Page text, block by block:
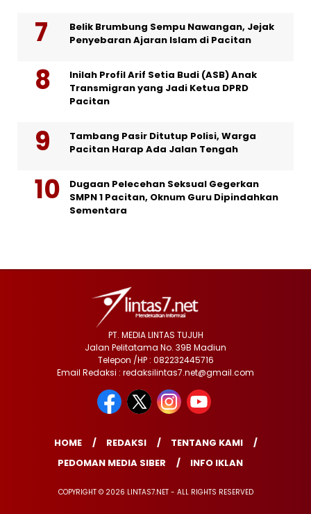
Belik Brumbung Sempu Nawangan, Jejak
Penyebaran Ajaran Islam di Pacitan
Inilah Profil Arif Setia Budi (ASB) Anak
Transmigran yang Jadi Ketua DPRD
Pacitan
Tambang Pasir Ditutup Polisi, Warga
Pacitan Harap Ada Jalan Tengah
Dugaan Pelecehan Seksual Gegerkan
SMPN 1 Pacitan, Oknum Guru Dipindahkan
Sementara
PT. MEDIA LINTAS TUJUH
Jalan Pelitatama No. 39B Madiun
Telepon /HP : 082232445716
Email Redaksi : redaksilintas7.net@gmail.com
HOME REDAKSI
TENTANG KAMI
PEDOMAN MEDIA SIBER
INFO IKLAN
COPYRIGHT © 2026 LINTAS7.NET - ALL RIGHTS RESERVED